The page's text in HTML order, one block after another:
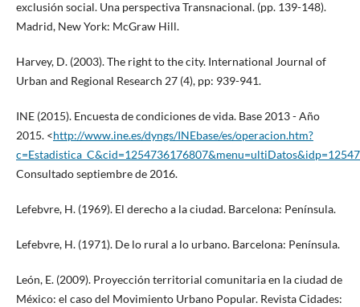
exclusión social. Una perspectiva Transnacional. (pp. 139-148).
Madrid, New York: McGraw Hill.
Harvey, D. (2003). The right to the city. International Journal of
Urban and Regional Research 27 (4), pp: 939-941.
INE (2015). Encuesta de condiciones de vida. Base 2013 - Año
2015. <http://www.ine.es/dyngs/INEbase/es/operacion.htm?
Consultado septiembre de 2016.
Lefebvre, H. (1969). El derecho a la ciudad. Barcelona: Península.
Lefebvre, H. (1971). De lo rural a lo urbano. Barcelona: Península.
León, E. (2009). Proyección territorial comunitaria en la ciudad de
México: el caso del Movimiento Urbano Popular. Revista Cidades: